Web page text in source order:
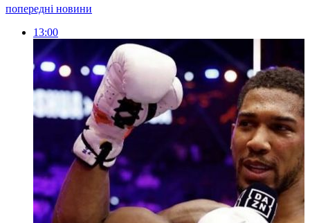
попередні новини
13:00